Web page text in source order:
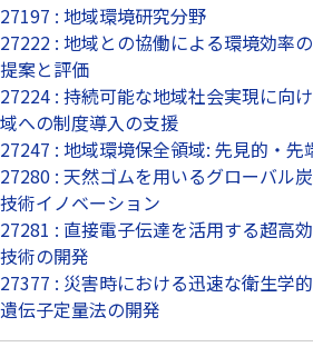
27197 : 地域環境研究分野
27222 : 地域との協働による環境効率
提案と評価
27224 : 持続可能な地域社会実現に向
域への制度導入の支援
27247 : 地域環境保全領域: 先見的・先
27280 : 天然ゴムを用いるグローバル
技術イノベーション
27281 : 直接電子伝達を活用する超高
技術の開発
27377 : 災害時における迅速な衛生学
遺伝子定量法の開発